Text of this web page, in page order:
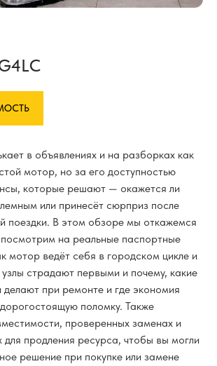
в объявлениях и на разборках как
мотор, но за его доступностью
которые решают — окажется ли
или принесёт сюрприз после
поездки. В этом обзоре мы откажемся
на реальные паспортные
мотор ведёт себя в городском цикле и
страдают первыми и почему, какие
при ремонте и где экономия
поломку. Также
проверенных заменах и
для продления ресурса, чтобы вы могли
решение при покупке или замене